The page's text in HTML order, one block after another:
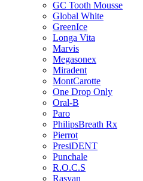
GC Tooth Mousse
Global White
GreenIce
Longa Vita
Marvis
Megasonex
Miradent
MontCarotte
One Drop Only
Oral-B
Paro
PhilipsBreath Rx
Pierrot
PresiDENT
Punchale
R.O.C.S
Rasyan